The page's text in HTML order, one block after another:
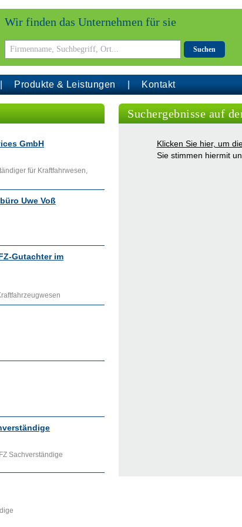
Wir finden das Unternehmen für sie
Suchen
Produkte & Leistungen Kontakt
GmbH
für Kraftfahrwesen,
Uwe Voß
Gutachter im
Sachverständige
Suchergebnisse auf
Klicken Sie hier, um
Sie stimmen hiermit